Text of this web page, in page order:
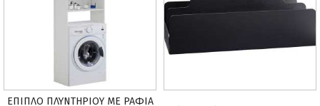
ΕΠΙΠΛΟ ΠΛΥΝΤΗΡΙΟΥ ΜΕ ΡΑΦΙΑ